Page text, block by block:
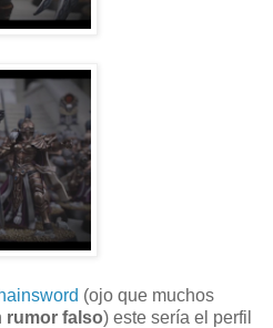
(ojo que muchos
rumor falso) este sería el perfil